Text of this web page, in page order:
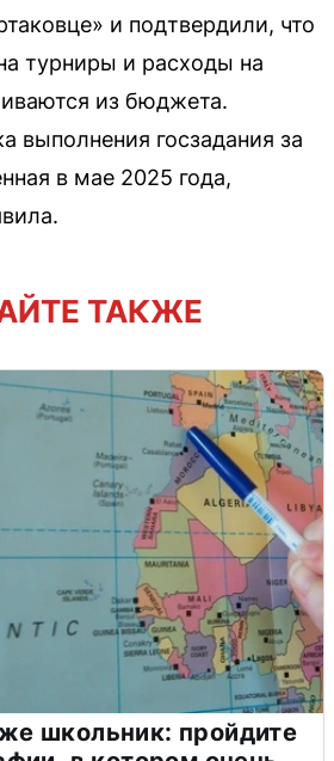
и подтвердили, что
турниры и расходы на
из бюджета.
выполнения госзадания за
в мае 2025 года,
ТАКЖЕ
школьник: пройдите